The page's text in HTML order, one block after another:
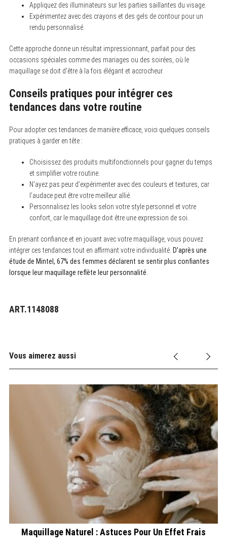
Appliquez des illuminateurs sur les parties saillantes du visage.
Expérimentez avec des crayons et des gels de contour pour un
rendu personnalisé.
Cette approche donne un résultat impressionnant, parfait pour des
occasions spéciales comme des mariages ou des soirées, où le
maquillage se doit d’être à la fois élégant et accrocheur.
Conseils pratiques pour intégrer ces
tendances dans votre routine
Pour adopter ces tendances de manière efficace, voici quelques conseils
pratiques à garder en tête :
Choisissez des produits multifonctionnels pour gagner du temps
et simplifier votre routine.
N’ayez pas peur d’expérimenter avec des couleurs et textures, car
l’audace peut être votre meilleur allié.
Personnalisez les looks selon votre style personnel et votre
confort, car le maquillage doit être une expression de soi.
En prenant confiance et en jouant avec votre maquillage, vous pouvez
intégrer ces tendances tout en affirmant votre individualité. D’après une
étude de Mintel, 67% des femmes déclarent se sentir plus confiantes
lorsque leur maquillage reflète leur personnalité
ART.1148088
Vous aimerez aussi
Maquillage Naturel : Astuces Pour Un Effet Frais